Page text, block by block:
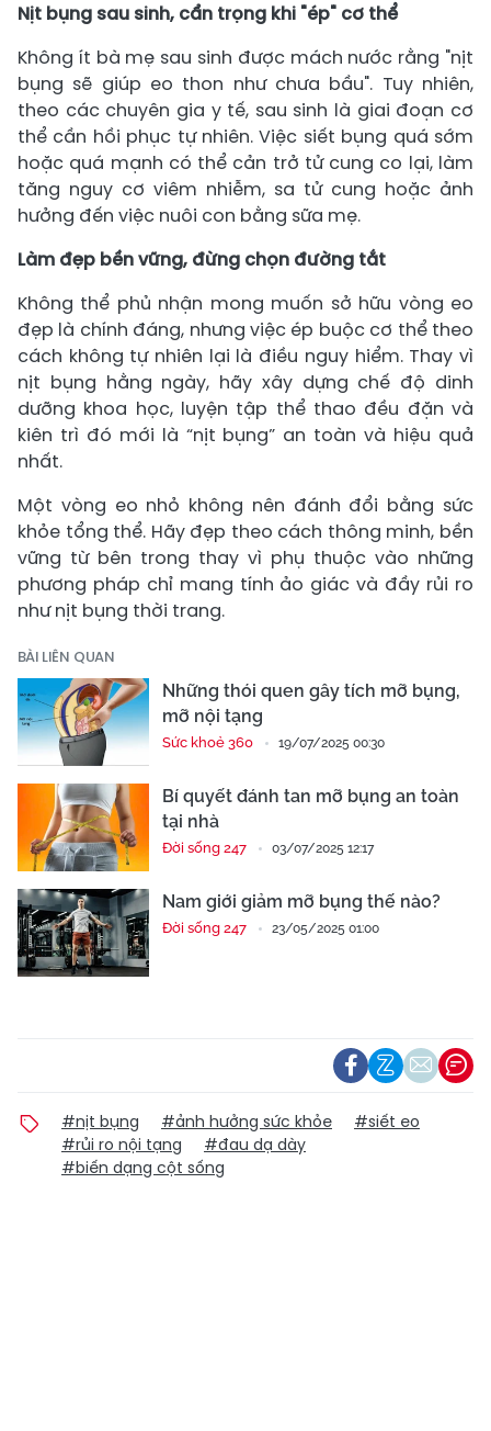
Nịt bụng sau sinh, cẩn trọng khi "ép" cơ thể
Không ít bà mẹ sau sinh được mách nước rằng "nịt
bụng sẽ giúp eo thon như chưa bầu". Tuy nhiên,
theo các chuyên gia y tế, sau sinh là giai đoạn cơ
thể cần hồi phục tự nhiên. Việc siết bụng quá sớm
hoặc quá mạnh có thể cản trở tử cung co lại, làm
tăng nguy cơ viêm nhiễm, sa tử cung hoặc ảnh
hưởng đến việc nuôi con bằng sữa mẹ.
Làm đẹp bền vững, đừng chọn đường tắt
Không thể phủ nhận mong muốn sở hữu vòng eo
đẹp là chính đáng, nhưng việc ép buộc cơ thể theo
cách không tự nhiên lại là điều nguy hiểm. Thay vì
nịt bụng hằng ngày, hãy xây dựng chế độ dinh
dưỡng khoa học, luyện tập thể thao đều đặn và
kiên trì đó mới là “nịt bụng” an toàn và hiệu quả
nhất.
Một vòng eo nhỏ không nên đánh đổi bằng sức
khỏe tổng thể. Hãy đẹp theo cách thông minh, bền
vững từ bên trong thay vì phụ thuộc vào những
phương pháp chỉ mang tính ảo giác và đầy rủi ro
như nịt bụng thời trang.
BÀI LIÊN QUAN
Những thói quen gây tích mỡ bụng,
mỡ nội tạng
Sức khoẻ 360 19/07/2025 00:30
Bí quyết đánh tan mỡ bụng an toàn
tại nhà
Đời sống 247 03/07/2025 12:17
Nam giới giảm mỡ bụng thế nào?
Đời sống 247 23/05/2025 01:00
#nịt bụng #ảnh hưởng sức khỏe
#siết eo
#rủi ro nội tạng
#đau dạ dày
#biến dạng cột sống